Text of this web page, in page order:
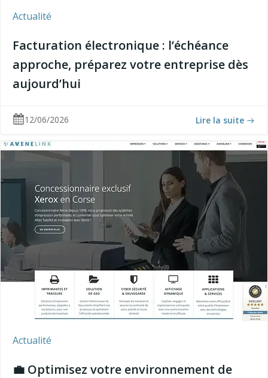
Actualité
Facturation électronique : l’échéance
approche, préparez votre entreprise dès
aujourd’hui
12/06/2026 Lire la suite
Actualité
💼 Optimisez votre environnement de